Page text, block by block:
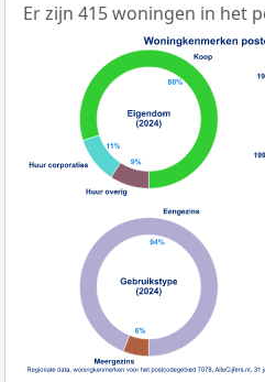
Er zijn 415 woningen in het